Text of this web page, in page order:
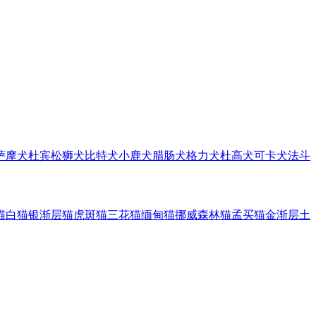
摩犬杜宾松狮犬比特犬小鹿犬腊肠犬格力犬杜高犬可卡犬法斗
白猫银渐层猫虎斑猫三花猫缅甸猫挪威森林猫孟买猫金渐层土